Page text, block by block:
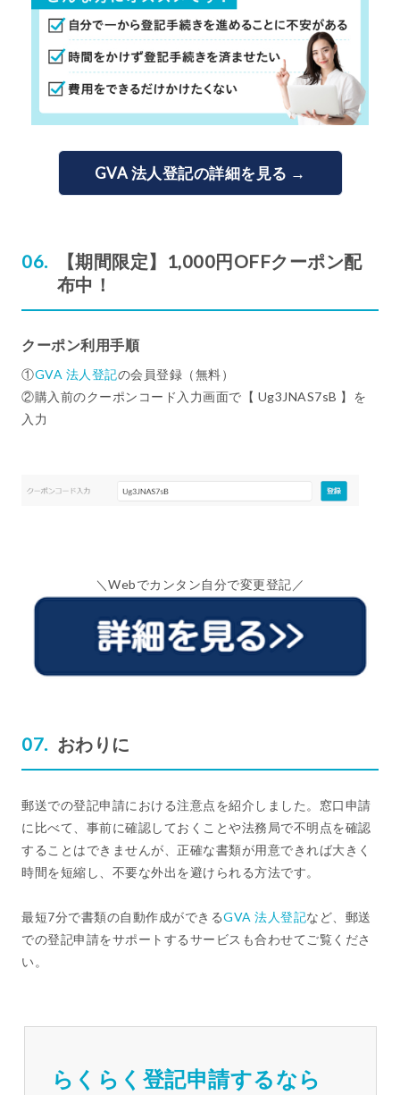
GVA 法人登記の詳細を見る →
【期間限定】1,000円OFFクーポン配
布中！
クーポン利用手順
①GVA 法人登記の会員登録（無料）
②購入前のクーポンコード入力画面で【 Ug3JNAS7sB 】を
入力
＼Webでカンタン自分で変更登記／
おわりに
郵送での登記申請における注意点を紹介しました。窓口申請
に比べて、事前に確認しておくことや法務局で不明点を確認
することはできませんが、正確な書類が用意できれば大きく
時間を短縮し、不要な外出を避けられる方法です。
最短7分で書類の自動作成ができるGVA 法人登記など、郵送
での登記申請をサポートするサービスも合わせてご覧くださ
い。
らくらく登記申請するなら